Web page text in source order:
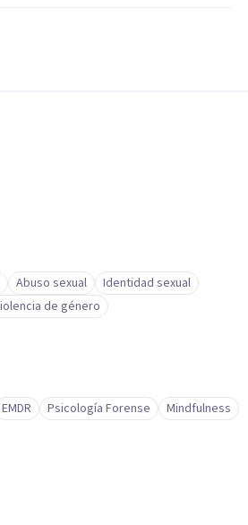
Abuso sexual
Identidad sexual
de género
EMDR Psicología Forense
Mindfulness